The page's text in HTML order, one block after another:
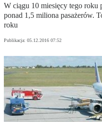
W ciągu 10 miesięcy tego roku
ponad 1,5 miliona pasażerów.
roku
Publikacja: 05.12.2016 07:52